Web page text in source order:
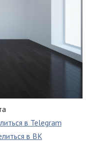
в Telegram
в ВК